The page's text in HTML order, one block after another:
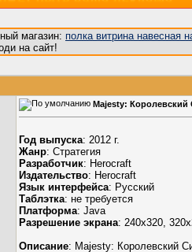
магазин: полка витрина навесная
на сайт!
Majesty: Королевский
Год выпуска: 2012 г.
Жанр: Cтратегия
Разработчик: Herocraft
Издательство: Herocraft
Язык интерфейса: Русский
Таблэтка: не требуется
Платформа: Java
Разрешение экрана: 240x320,
Описание: Majesty: Королевский